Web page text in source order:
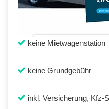
keine Mietwagenstation
keine Grundgebühr
inkl. Versicherung, Kfz-